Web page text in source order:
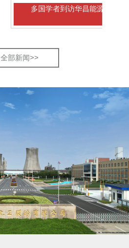
多国学者到访华昌能源考察交流
全部新闻>>